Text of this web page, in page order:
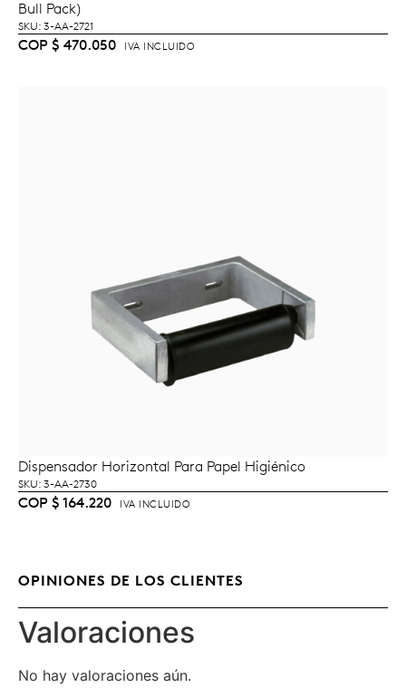
Bull Pack)
SKU: 3-AA-2721
COP $ 470.050 IVA INCLUIDO
AÑADIR AL CARRITO
Dispensador Horizontal Para Papel Higiénico
SKU: 3-AA-2730
COP $ 164.220 IVA INCLUIDO
OPINIONES DE LOS CLIENTES
Valoraciones
No hay valoraciones aún.